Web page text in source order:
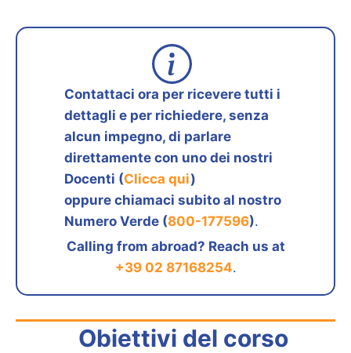
Contattaci ora per ricevere tutti i
dettagli e per richiedere, senza
alcun impegno, di parlare
direttamente con uno dei nostri
Docenti (Clicca qui)
oppure chiamaci subito al nostro
Numero Verde (800-177596).
Calling from abroad? Reach us at
+39 02 87168254.
Obiettivi del corso